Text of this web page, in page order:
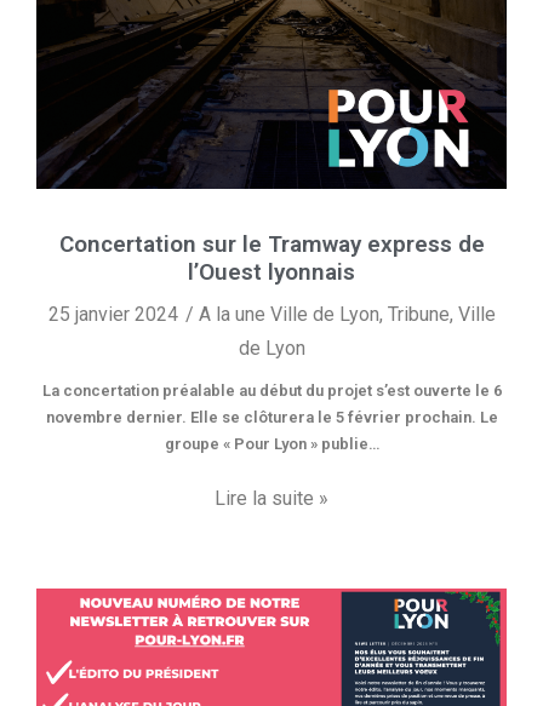
Concertation sur le Tramway express de
l’Ouest lyonnais
25 janvier 2024 A la une Ville de Lyon, Tribune, Ville
de Lyon
La concertation préalable au début du projet s’est ouverte le 6
novembre dernier. Elle se clôturera le 5 février prochain. Le
groupe « Pour Lyon » publie…
Lire la suite »